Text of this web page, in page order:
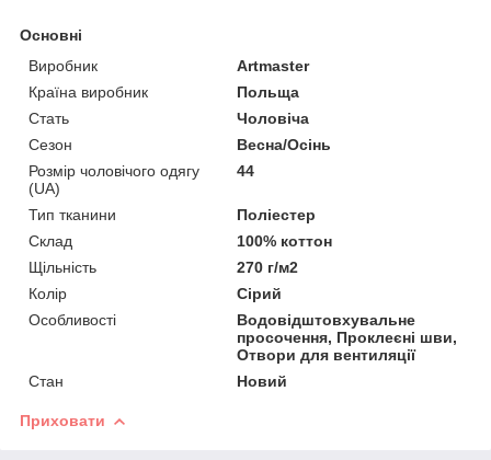
Основні
Виробник
Artmaster
Країна виробник
Польща
Стать
Чоловіча
Сезон
Весна/Осінь
Розмір чоловічого одягу
(UA)
44
Тип тканини
Поліестер
Склад
100% коттон
Щільність
270 г/м2
Колір
Сірий
Особливості
Водовідштовхувальне
просочення, Проклеєні шви,
Отвори для вентиляції
Стан
Новий
Приховати